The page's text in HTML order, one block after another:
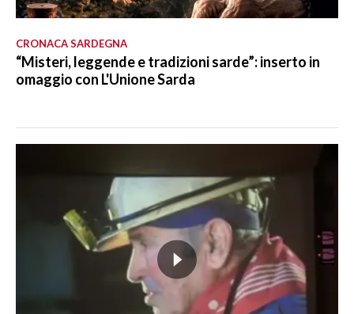
CRONACA SARDEGNA
“Misteri, leggende e tradizioni sarde”: inserto in
omaggio con L'Unione Sarda